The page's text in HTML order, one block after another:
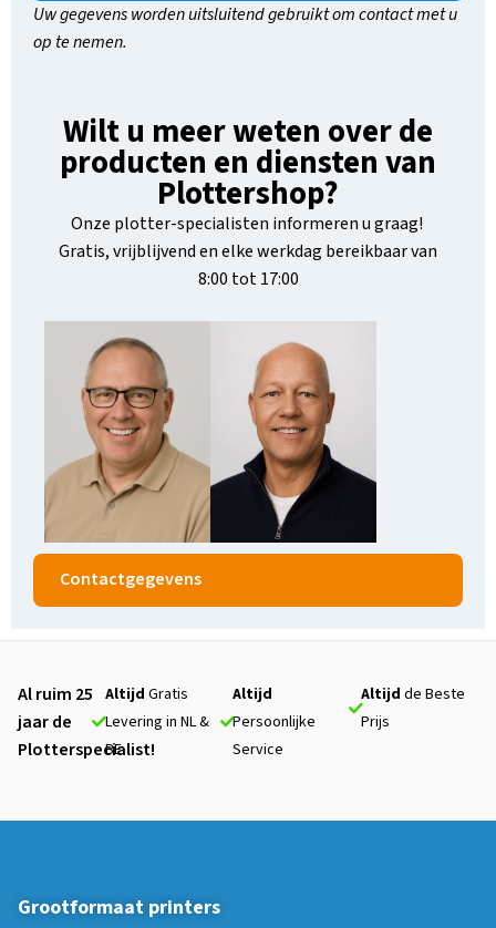
Wilt u meer weten over de
producten en diensten van
Plottershop?
Onze plotter-specialisten informeren u graag!
Gratis, vrijblijvend en elke werkdag bereikbaar van
8:00 tot 17:00
Contactgegevens
Uw gegevens worden uitsluitend gebruikt om contact met u
op te nemen.
Al ruim 25
jaar de
Plotterspecialist!
Altijd Gratis
Levering in NL &
BE
Altijd
Persoonlijke
Service
Altijdde Beste
Prijs
Grootformaat printers